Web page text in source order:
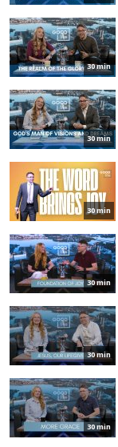
30 min
30 min
30 min
30 min
30 min
30 min